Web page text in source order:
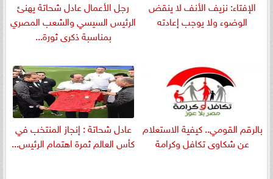
الإفتاء: نزيف الأنف لا ينقض
الوضوء ولا يوجب إعادته
رجل الأعمال عادل شحاتة يهنئ
الرئيس السيسي والشعب المصري
بمناسبة ذكرى ثورة...
بالرقم القومي.. كيفية الاستعلام
عن شكاوى تكافل وكرامة
عادل شحاتة : إنجاز المنتخب في
كأس العالم ثمرة اهتمام الرئيس...